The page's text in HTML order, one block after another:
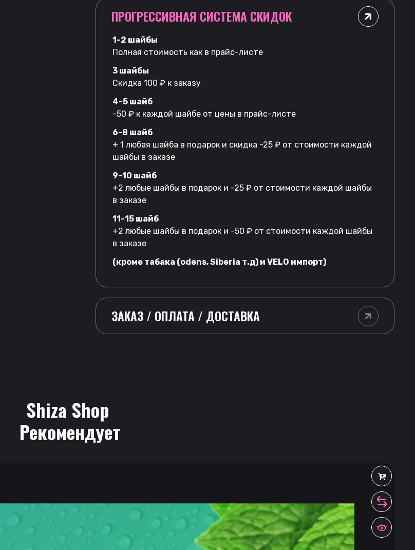
ПРОГРЕССИВНАЯ СИСТЕМА СКИДОК
1-2 шайбы
Полная стоимость как в прайс-листе
3 шайбы
Скидка 100 ₽ к заказу
4-5 шайб
-50 ₽ к каждой шайбе от цены в прайс-листе
6-8 шайб
+ 1 любая шайба в подарок и скидка -25 ₽ от стоимости каждой
шайбы в заказе
9-10 шайб
+2 любые шайбы в подарок и -25 ₽ от стоимости каждой шайбы
в заказе
11-15 шайб
+2 любые шайбы в подарок и -50 ₽ от стоимости каждой шайбы
в заказе
(кроме табака (odens, Siberia т.д) и VELO импорт)
ЗАКАЗ / ОПЛАТА / ДОСТАВКА
Shiza Shop
Рекомендует